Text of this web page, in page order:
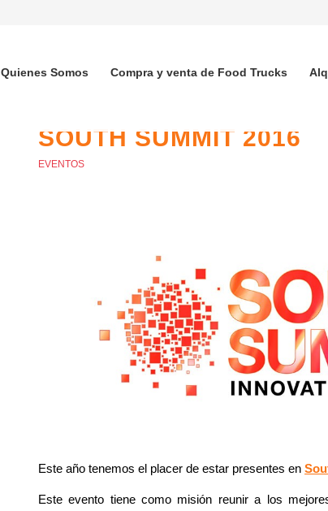
Quienes Somos Compra y venta de Food Trucks
SOUTH SUMMIT 2016
EVENTOS
Este año tenemos el placer de estar presentes en
Este evento tiene como misión reunir a los